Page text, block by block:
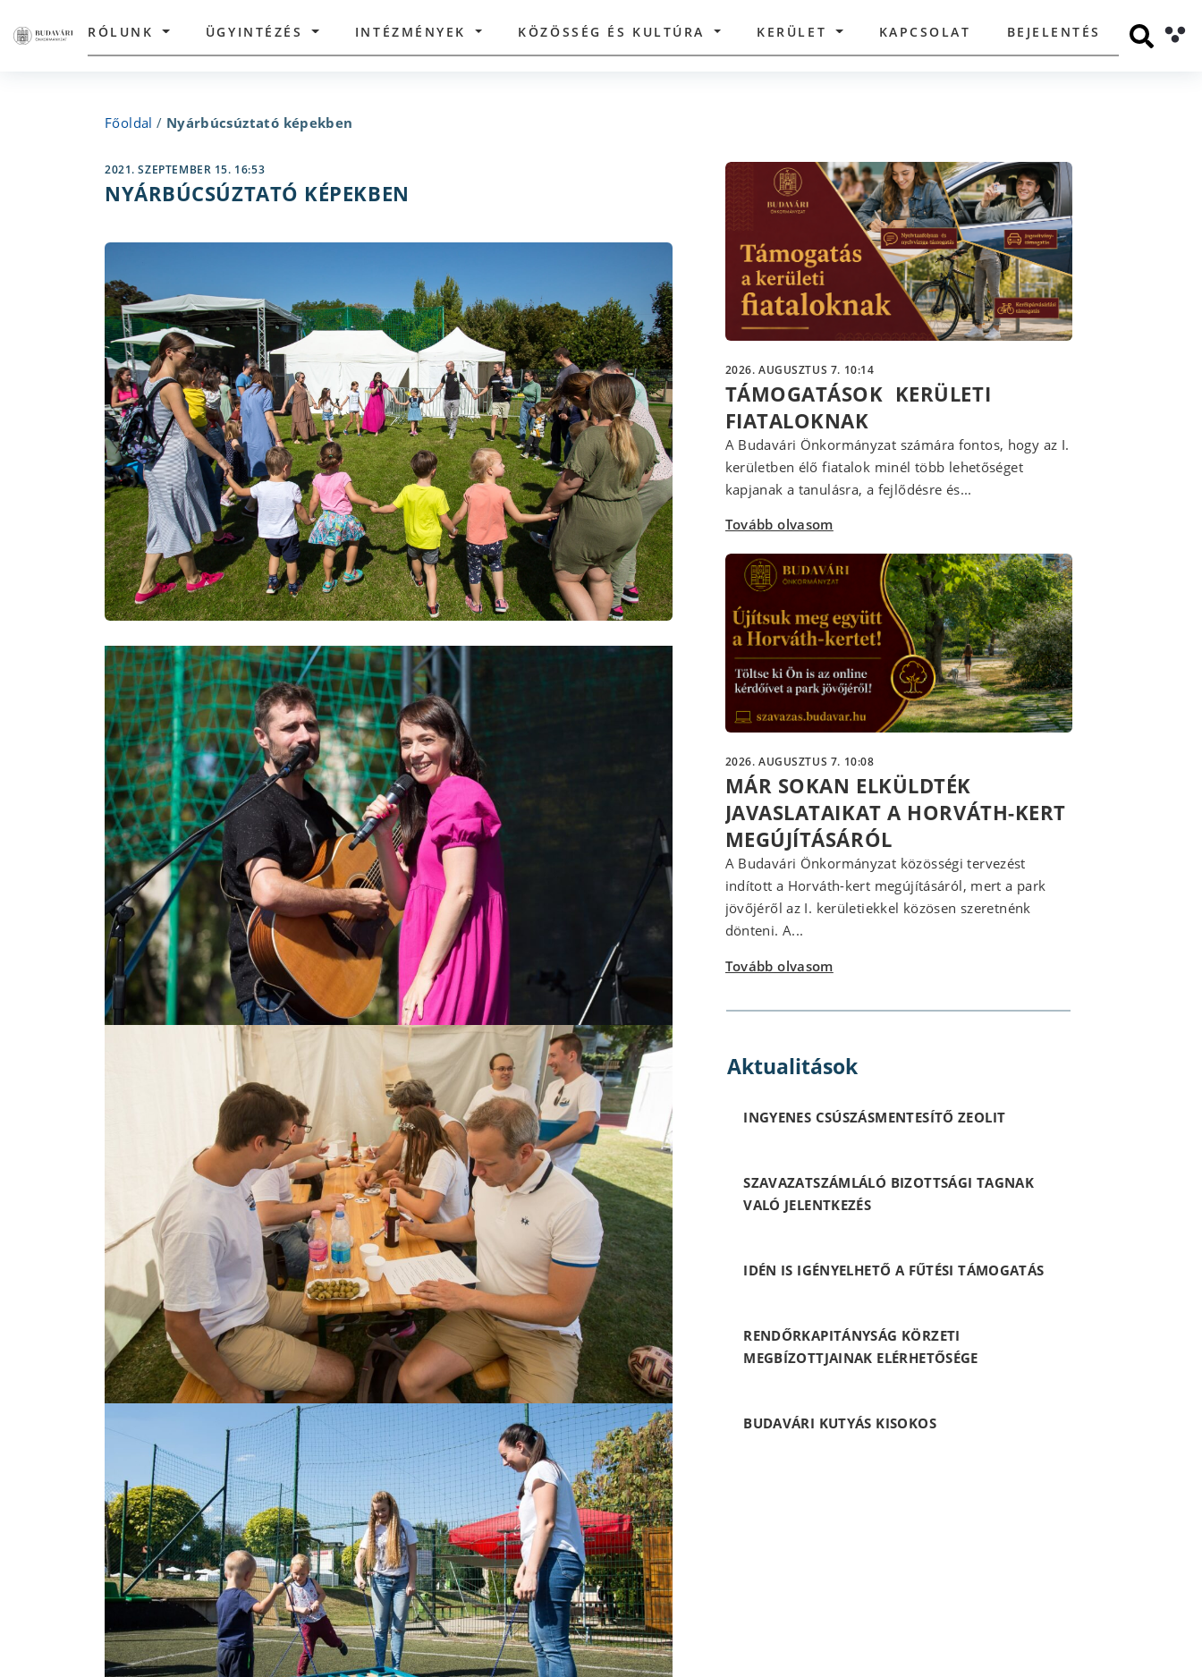
RÓLUNK ÜGYINTÉZÉS INTÉZMÉNYEK KÖZÖSSÉG ÉS KULTÚRA KERÜLET KAPCSOLAT BEJELENTÉS
Főoldal / Nyárbúcsúztató képekben
2021. SZEPTEMBER 15. 16:53
NYÁRBÚCSÚZTATÓ KÉPEKBEN
2026. AUGUSZTUS 7. 10:14
TÁMOGATÁSOK KERÜLETI
FIATALOKNAK
A Budavári Önkormányzat számára fontos, hogy az I.
kerületben élő fiatalok minél több lehetőséget
kapjanak a tanulásra, a fejlődésre és...
Tovább olvasom
2026. AUGUSZTUS 7. 10:08
MÁR SOKAN ELKÜLDTÉK
JAVASLATAIKAT A HORVÁTH-KERT
MEGÚJÍTÁSÁRÓL
A Budavári Önkormányzat közösségi tervezést
indított a Horváth-kert megújításáról, mert a park
jövőjéről az I. kerületiekkel közösen szeretnénk
dönteni. A...
Tovább olvasom
Aktualitások
INGYENES CSÚSZÁSMENTESÍTŐ ZEOLIT
SZAVAZATSZÁMLÁLÓ BIZOTTSÁGI TAGNAK
VALÓ JELENTKEZÉS
IDÉN IS IGÉNYELHETŐ A FŰTÉSI TÁMOGATÁS
RENDŐRKAPITÁNYSÁG KÖRZETI
MEGBÍZOTTJAINAK ELÉRHETŐSÉGE
BUDAVÁRI KUTYÁS KISOKOS